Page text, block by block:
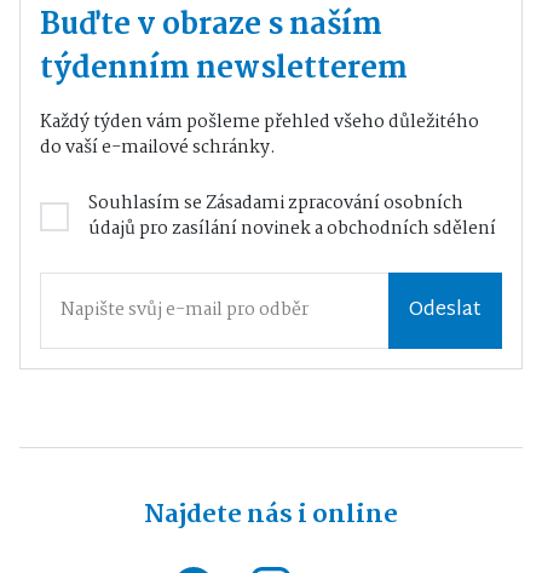
Buďte v obraze s naším
týdenním newsletterem
Každý týden vám pošleme přehled všeho důležitého
do vaší e-mailové schránky.
Souhlasím seZásadami zpracování osobních
údajůpro zasílání novinek a obchodních sdělení
Odeslat
Najdete nás i online